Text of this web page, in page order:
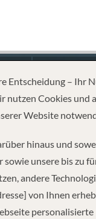
Entscheidung – Ihr
nutzen Cookies und
Website
hinaus und
sowie unsere bis zu
andere
von Ihnen
personalisierte